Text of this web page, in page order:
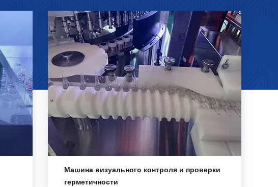
Машина визуального контроля и проверки
герметичности